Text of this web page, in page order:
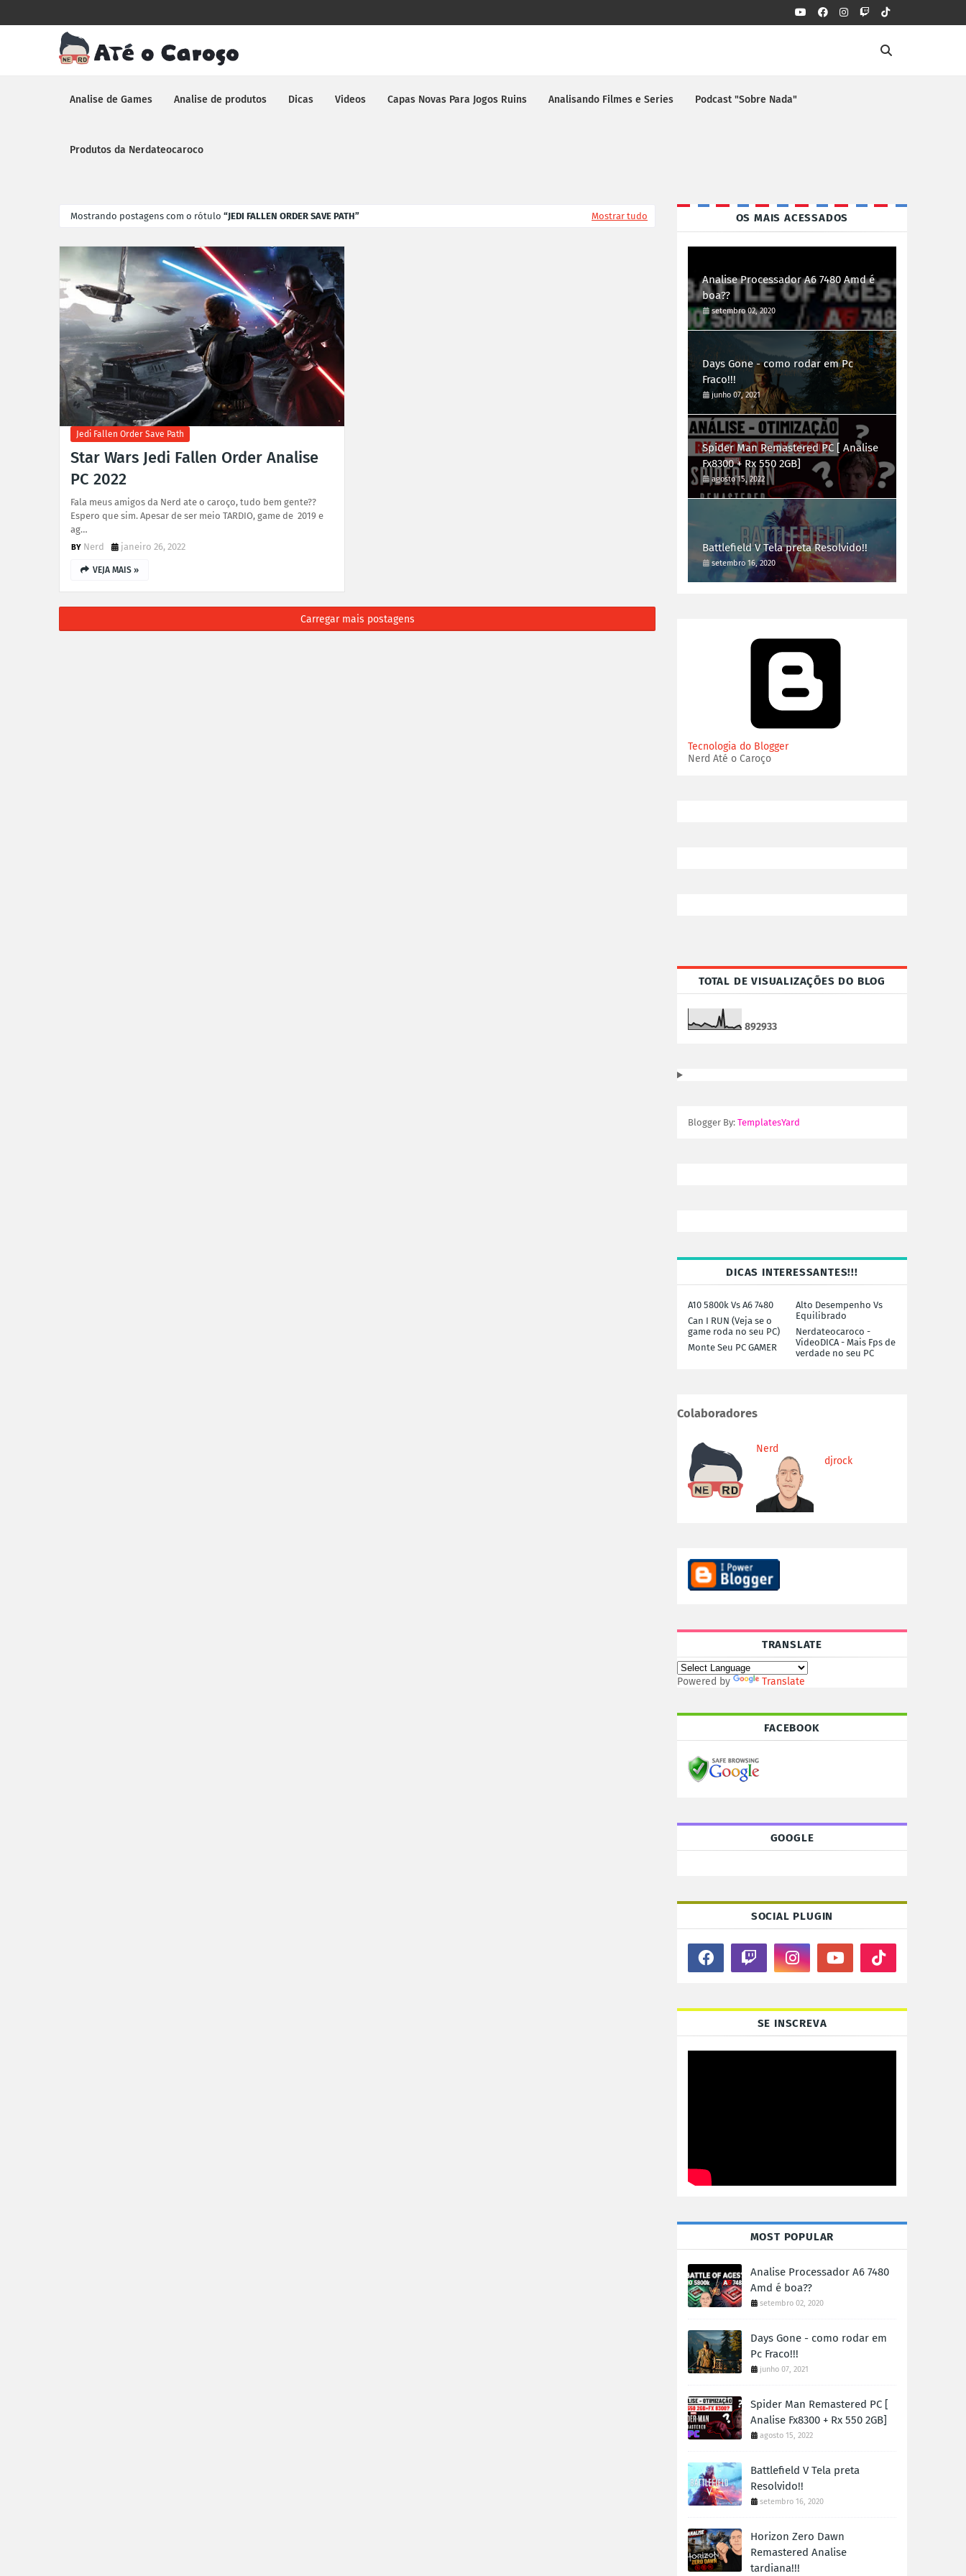
Analise de Games Analise de produtos Dicas Videos Capas Novas Para Jogos Ruins Analisando Filmes e Series Podcast "Sobre Nada"
Produtos da Nerdateocaroco
Mostrando postagens com o rótulo JEDI FALLEN ORDER SAVE PATH Mostrar tudo
Jedi Fallen Order Save Path
Star Wars Jedi Fallen Order Analise
PC 2022
Fala meus amigos da Nerd ate o caroço, tudo bem gente??
Espero que sim. Apesar de ser meio TARDIO, game de 2019 e
ag…
Nerd
janeiro 26, 2022
VEJA MAIS »
Carregar mais postagens
OS MAIS ACESSADOS
Analise Processador A6 7480 Amd é
boa??
setembro 02, 2020
Days Gone - como rodar em Pc
Fraco!!!
junho 07, 2021
Spider Man Remastered PC [ Analise
Fx8300 + Rx 550 2GB]
agosto 15, 2022
Battlefield V Tela preta Resolvido!!
setembro 16, 2020
Tecnologia do Blogger
Nerd Até o Caroço
TOTAL DE VISUALIZAÇÕES DO BLOG
892933
Blogger By: TemplatesYard
DICAS INTERESSANTES!!!
A10 5800k Vs A6 7480
Alto Desempenho Vs
Equilibrado
Can I RUN (Veja se o
game roda no seu PC)
Nerdateocaroco -
VideoDICA - Mais Fps de
verdade no seu PC
Monte Seu PC GAMER
Colaboradores
Nerd
djrock
TRANSLATE
Powered by Translate
FACEBOOK
GOOGLE
SOCIAL PLUGIN
SE INSCREVA
MOST POPULAR
Analise Processador A6 7480
Amd é boa??
setembro 02, 2020
Days Gone - como rodar em
Pc Fraco!!!
junho 07, 2021
Spider Man Remastered PC [
Analise Fx8300 + Rx 550 2GB]
agosto 15, 2022
Battlefield V Tela preta
Resolvido!!
setembro 16, 2020
Horizon Zero Dawn
Remastered Analise
tardiana!!!